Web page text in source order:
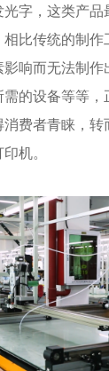
光字，这类产
比传统的制作
响而无法制作
的设备等等，
费者青睐，转
机。